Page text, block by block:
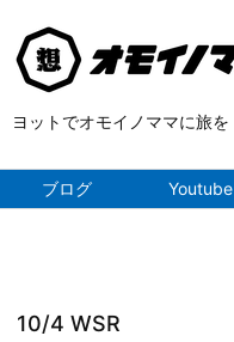
ヨットでオモイノママに旅を
ブログ Youtube
10/4 WSR